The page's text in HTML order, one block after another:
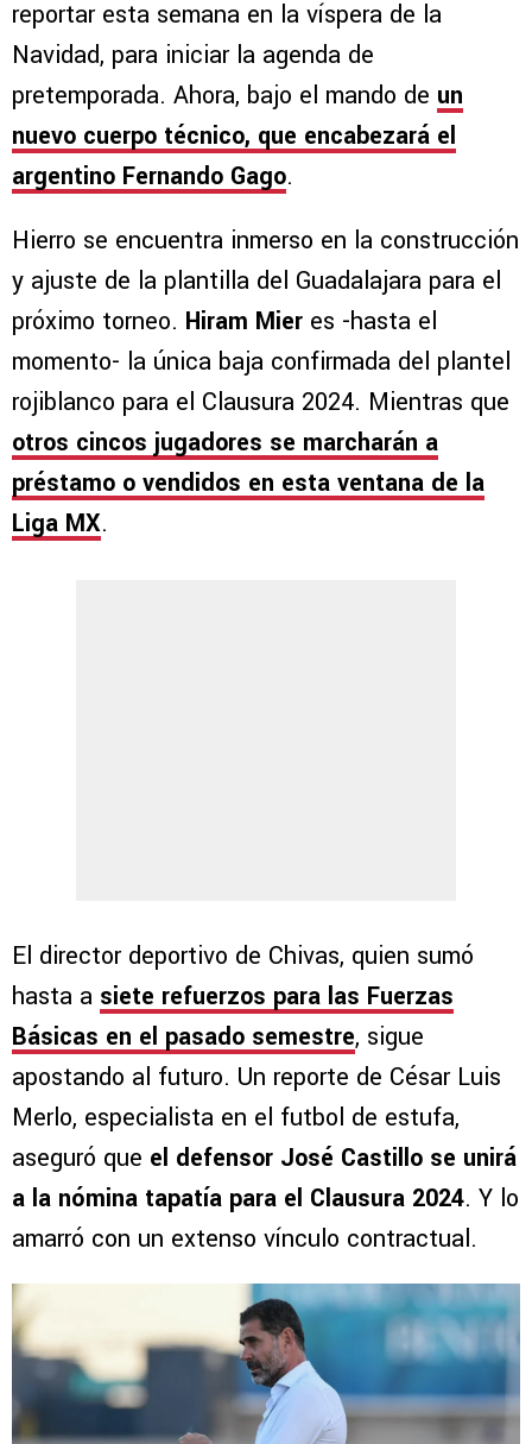
reportar esta semana en la víspera de la
Navidad, para iniciar la agenda de
pretemporada. Ahora, bajo el mando de un
nuevo cuerpo técnico, que encabezará el
argentino Fernando Gago.
Hierro se encuentra inmerso en la construcción
y ajuste de la plantilla del Guadalajara para el
próximo torneo. Hiram Mier es -hasta el
momento- la única baja confirmada del plantel
rojiblanco para el Clausura 2024. Mientras que
otros cincos jugadores se marcharán a
préstamo o vendidos en esta ventana de la
Liga MX.
El director deportivo de Chivas, quien sumó
hasta a siete refuerzos para las Fuerzas
Básicas en el pasado semestre, sigue
apostando al futuro. Un reporte de César Luis
Merlo, especialista en el futbol de estufa,
aseguró que el defensor José Castillo se unirá
a la nómina tapatía para el Clausura 2024. Y lo
amarró con un extenso vínculo contractual.